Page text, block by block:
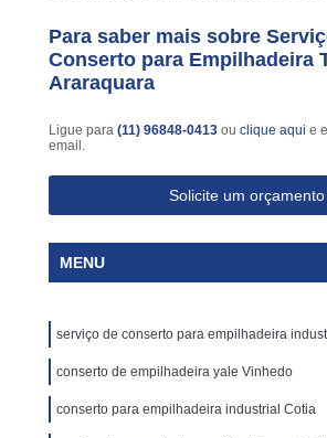
Para saber mais sobre
Conserto para Empilhadeira
Araraquara
Ligue para (11) 96848-0413 ou clique aqui e
email.
Solicite um orçamento
MENU
serviço de conserto para empilhadeira
conserto de empilhadeira yale Vinhedo
conserto para empilhadeira industrial Cotia